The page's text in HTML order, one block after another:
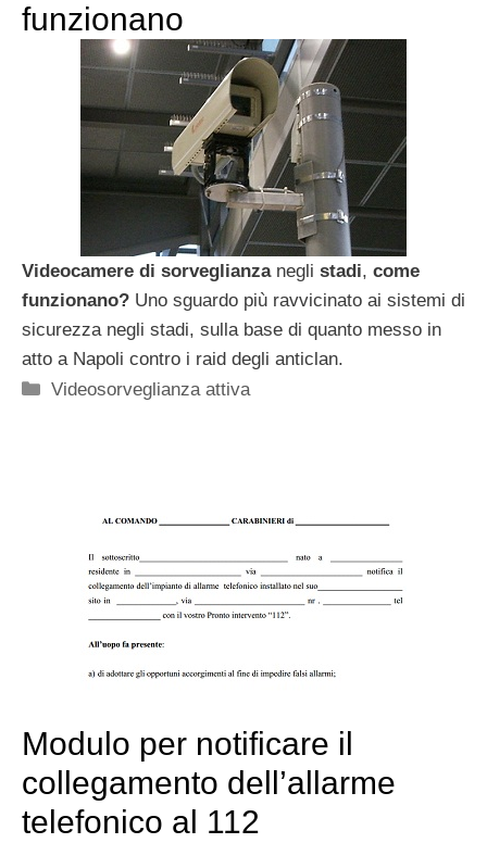
funzionano
Videocamere di sorveglianzanegli stadi, come
funzionano? Uno sguardo più ravvicinato ai sistemi di
sicurezza negli stadi, sulla base di quanto messo in
atto a Napoli contro i raid degli anticlan.
Categorie
Videosorveglianza attiva
Modulo per notificare il
collegamento dell’allarme
telefonico al 112